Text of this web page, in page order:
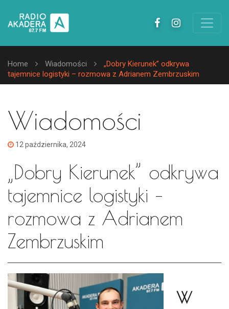
Home Wiadomości
„Dobry Kierunek” odkrywa
tajemnice logistyki – rozmowa z Adrianem Zembrzuskim
Wiadomości
12 października, 2024
„Dobry Kierunek” odkrywa
tajemnice logistyki –
rozmowa z Adrianem
Zembrzuskim
W